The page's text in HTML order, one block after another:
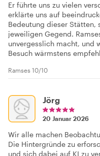
Er führte uns zu vielen
erklärte uns auf
Bedeutung dieser Stätten,
jeweiligen Gegend.
unvergesslich macht, und
Besuch wärmstens
Ramses 10/10
Jörg
20 Januar 2026
Wir alle machen
Die Hintergründe zu
und sich dabei auf KI zu